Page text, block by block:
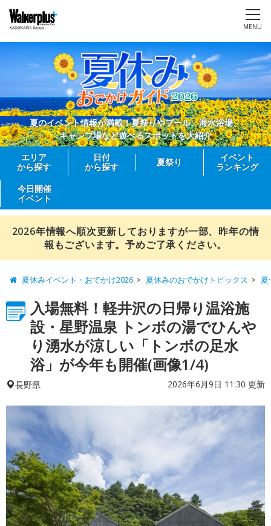
MENU
夏のイベント情報が満載！夏祭りやプール、海水浴場、
キャンプ場など遊べるスポットを大紹介
エリア
から探す
日付
から探す
夏祭り
イベント
ランキング
今日開催
イベント
2026年情報へ順次更新しておりますが一部、昨年の情
報もございます。予めご了承ください。
夏休みイベント・おでかけ2026 夏休みのおでかけトピックス 夏
入場無料！軽井沢の日帰り温浴施
設・星野温泉 トンボの湯でひんや
り湧水が涼しい「トンボの足水
浴」が今年も開催(画像1/4)
長野県 2026年6月9日 11:30 更新